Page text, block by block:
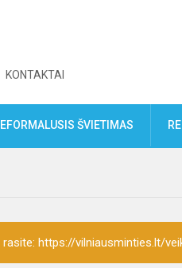
KONTAKTAI
ŠVIETIMAS
https://vilniausminties.lt/